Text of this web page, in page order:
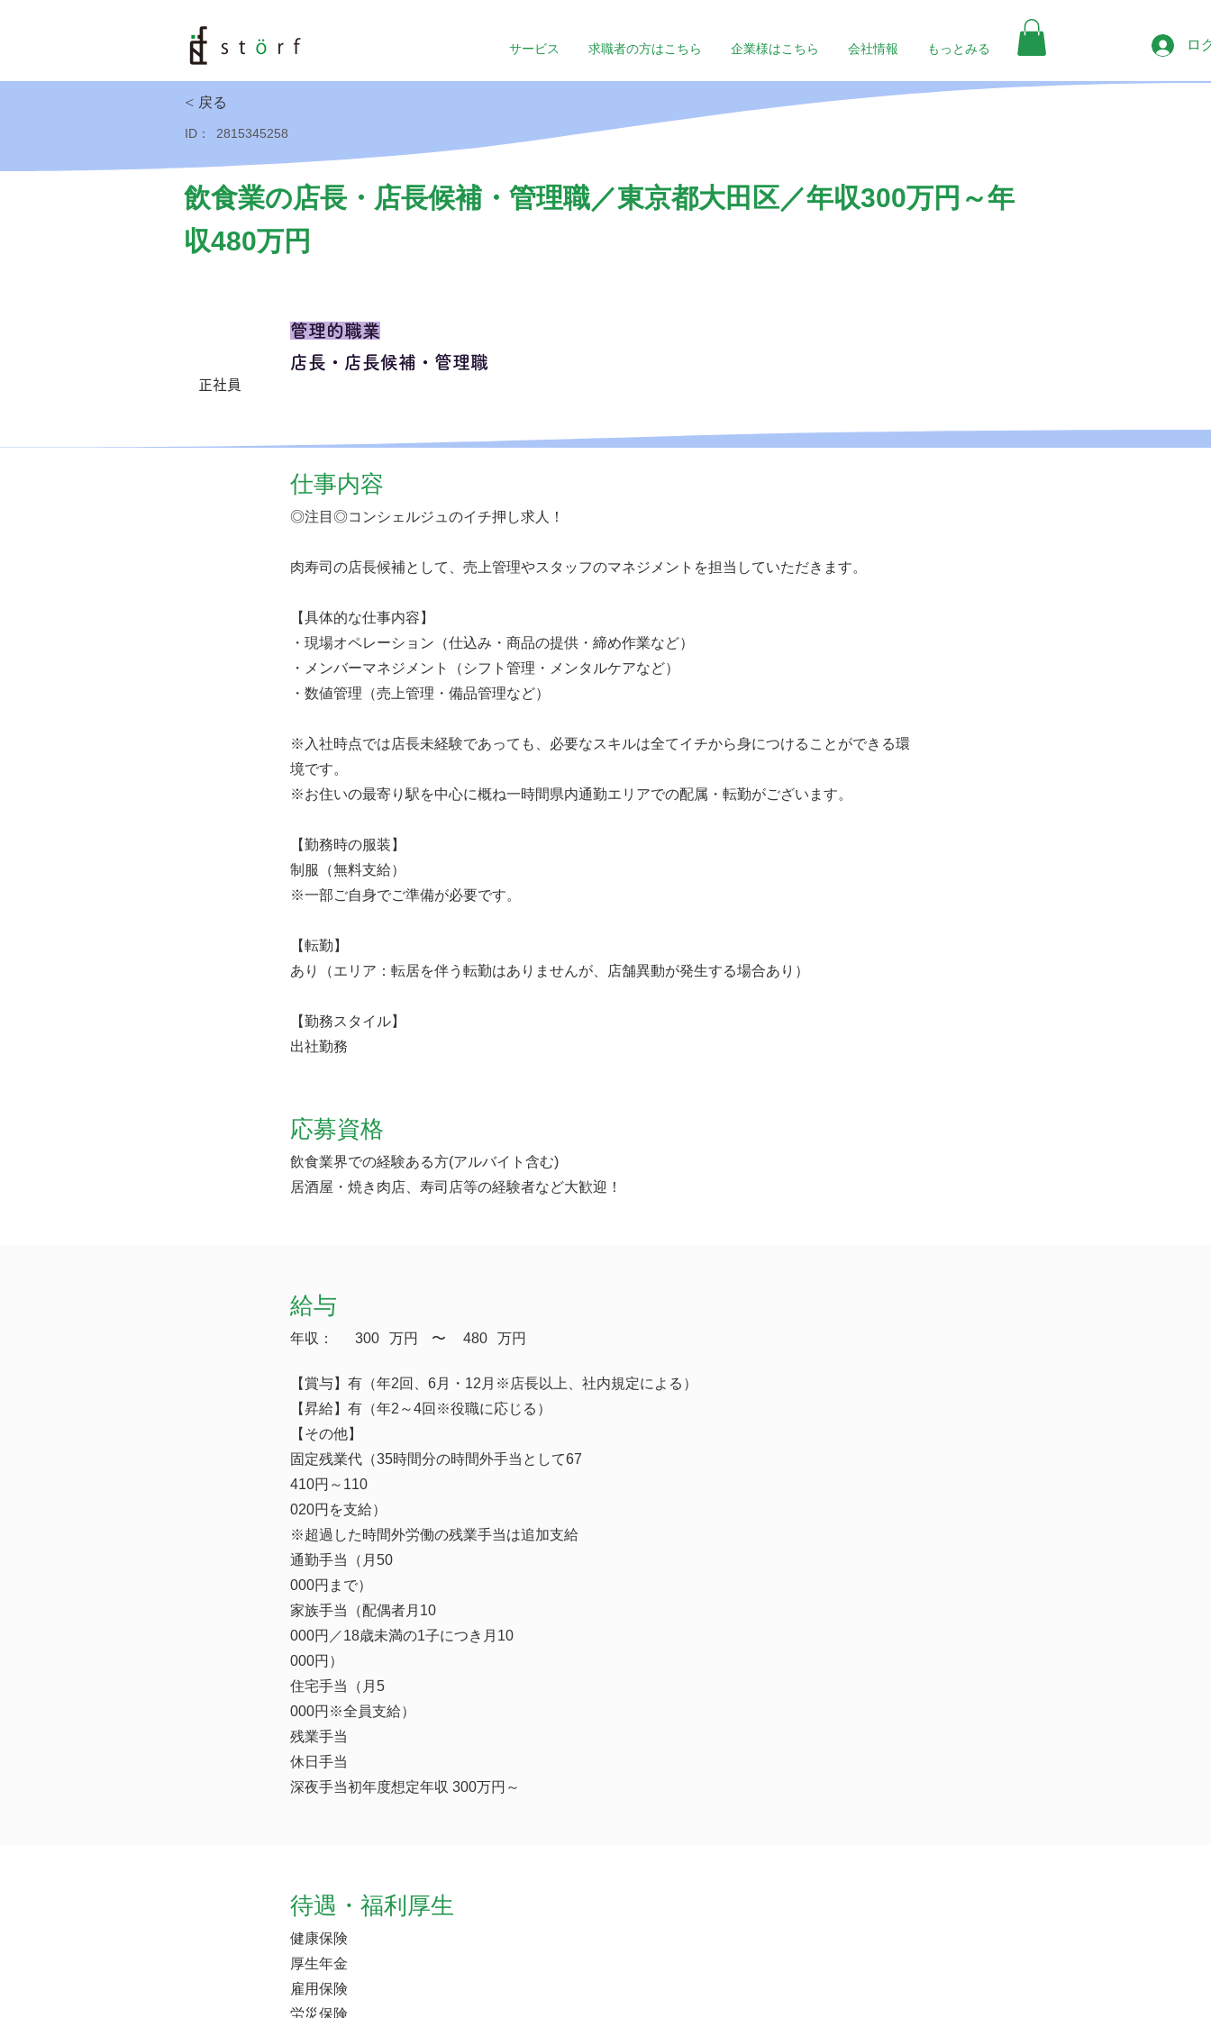
サービス 求職者の方はこちら 企業様はこちら 会社情報 もっとみる ロ
< 戻る
ID： 2815345258
飲食業の店長・店長候補・管理職／東京都大田区／年収300万円～年
収480万円
正社員
管理的職業
店長・店長候補・管理職
仕事内容
◎注目◎コンシェルジュのイチ押し求人！
肉寿司の店長候補として、売上管理やスタッフのマネジメントを担当していただきます。
【具体的な仕事内容】
・現場オペレーション（仕込み・商品の提供・締め作業など）
・メンバーマネジメント（シフト管理・メンタルケアなど）
・数値管理（売上管理・備品管理など）
※入社時点では店長未経験であっても、必要なスキルは全てイチから身につけることができる環
境です。
※お住いの最寄り駅を中心に概ね一時間県内通勤エリアでの配属・転勤がございます。
【勤務時の服装】
制服（無料支給）
※一部ご自身でご準備が必要です。
【転勤】
あり（エリア：転居を伴う転勤はありませんが、店舗異動が発生する場合あり）
【勤務スタイル】
出社勤務
応募資格
飲食業界での経験ある方(アルバイト含む)
居酒屋・焼き肉店、寿司店等の経験者など大歓迎！
給与
年収： 300 万円 ​〜 480 万円
【賞与】有（年2回、6月・12月※店長以上、社内規定による）
【昇給】有（年2～4回※役職に応じる）
【その他】
固定残業代（35時間分の時間外手当として67
410円～110
020円を支給）
※超過した時間外労働の残業手当は追加支給
通勤手当（月50
000円まで）
家族手当（配偶者月10
000円／18歳未満の1子につき月10
000円）
住宅手当（月5
000円※全員支給）
残業手当
休日手当
深夜手当初年度想定年収 300万円～
待遇・福利厚生
健康保険
厚生年金
雇用保険
労災保険